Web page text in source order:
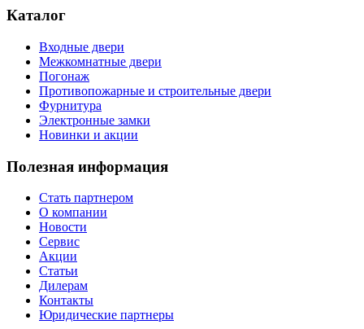
Каталог
Входные двери
Межкомнатные двери
Погонаж
Противопожарные и строительные двери
Фурнитура
Электронные замки
Новинки и акции
Полезная информация
Стать партнером
О компании
Новости
Сервис
Акции
Статьи
Дилерам
Контакты
Юридические партнеры